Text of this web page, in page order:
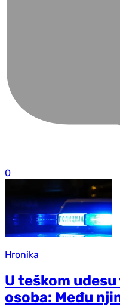
0
Hronika
U teškom
osoba: Među